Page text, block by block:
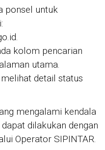
ponsel untuk
kolom pencarian
utama.
detail status
mengalami kendala
dilakukan dengan
Operator SIPINTAR.